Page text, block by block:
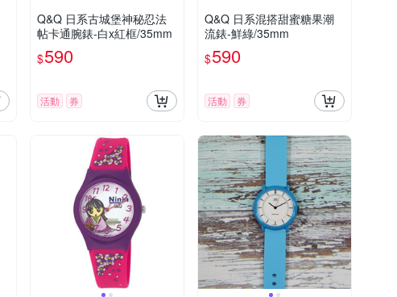
Q&Q 日系古城堡神秘忍法
帖卡通腕錶-白x紅框/35mm
$590
活動 券
Q&Q 日系混搭甜蜜糖果潮
流錶-鮮綠/35mm
$590
活動 券